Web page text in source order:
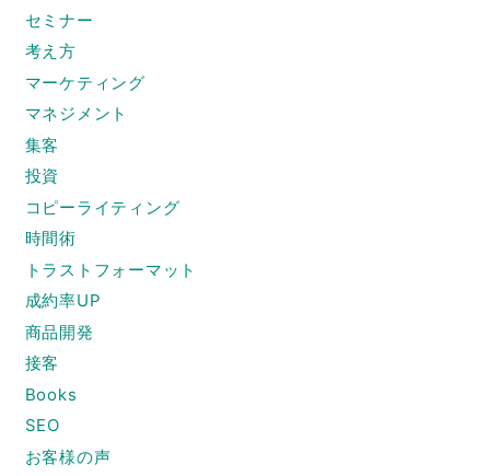
セミナー
考え方
マーケティング
マネジメント
集客
投資
コピーライティング
時間術
トラストフォーマット
成約率UP
商品開発
接客
Books
SEO
お客様の声